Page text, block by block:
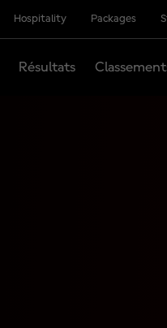
Hospitality Packages
Résultats